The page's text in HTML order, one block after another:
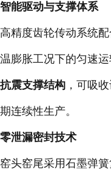
智能驱动与支撑体系
高精度齿轮传动系统
温膨胀工况下的匀速
抗震支撑结构 ，可吸
期连续性生产。
零泄漏密封技术
窑头窑尾采用石墨弹